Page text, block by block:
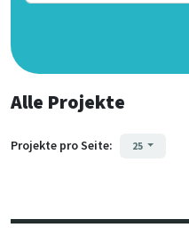
Alle Projekte
Projekte pro Seite: 25